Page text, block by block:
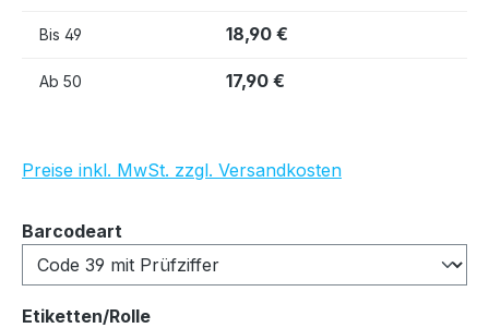
Bis 49 18,90 €
Ab 50 17,90 €
Preise inkl. MwSt. zzgl. Versandkosten
Barcodeart
Etiketten/Rolleauswählen